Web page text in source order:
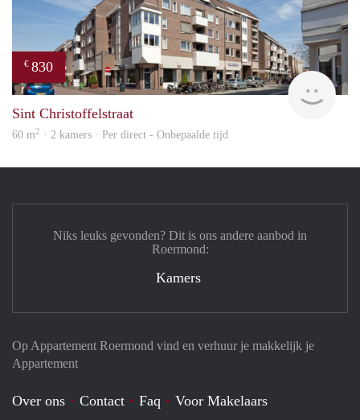
€ 830
Sint Christoffelstraat
60 m2 · 2 kamers · Per direct - Onbepaalde tijd
Op Appartement Roermond vind en verhuur je makkelijk je
Appartement
Over ons Contact Faq Voor Makelaars
Niks leuks gevonden? Dit is ons andere aanbod in
Roermond:
Kamers